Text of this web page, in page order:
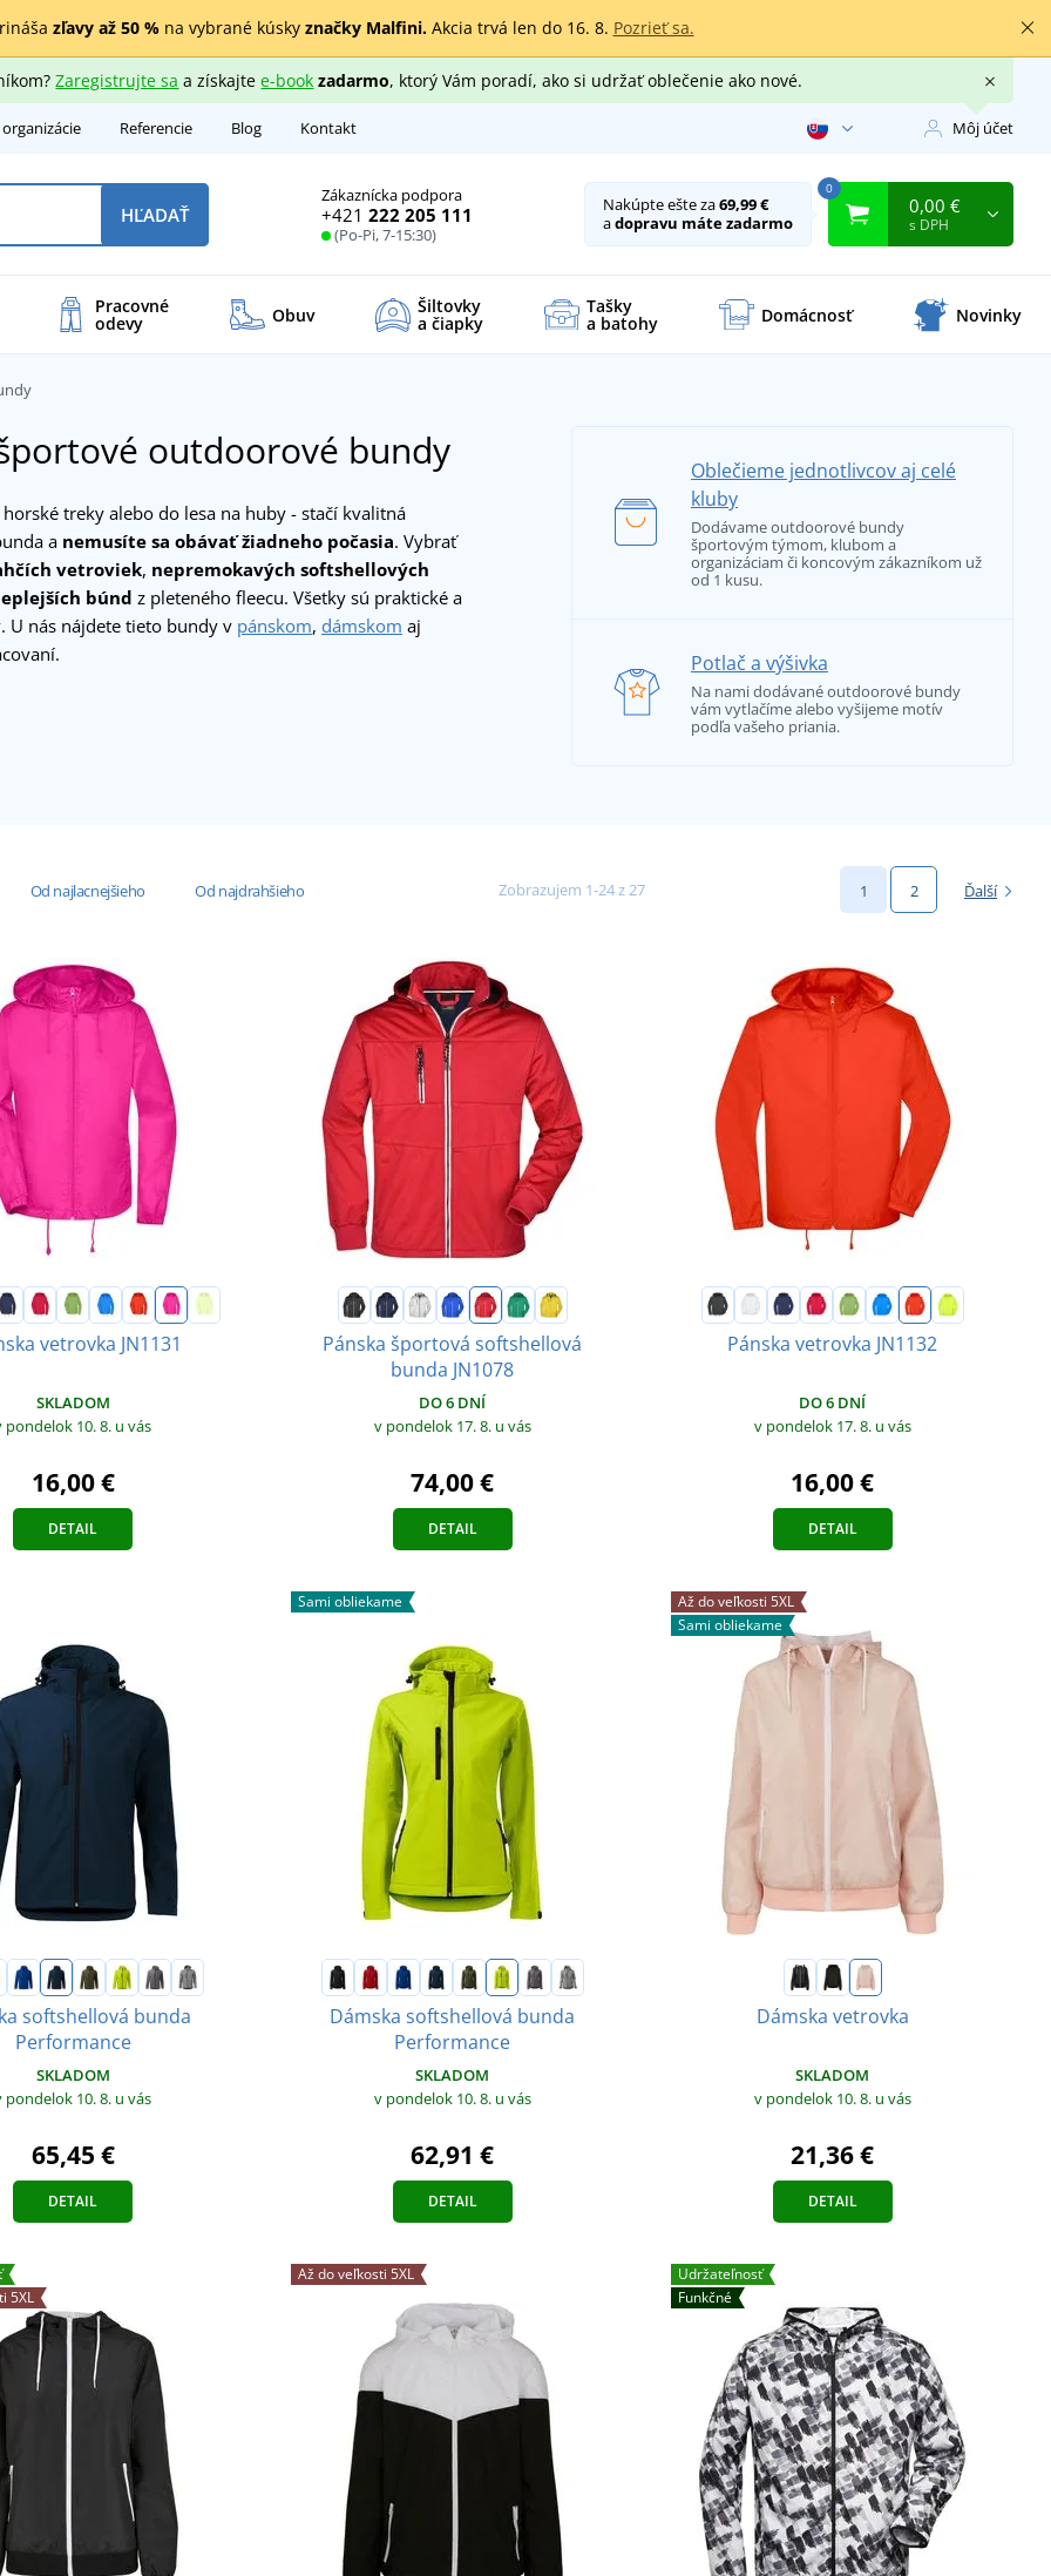
zľavy až 50 %na vybrané kúsky značky Malfini.Akcia trvá len do 16. 8. Pozrieť sa.
Zaregistrujte sa a získajtee-book zadarmo, ktorý Vám poradí, ako si udržať oblečenie ako nové.
Referencie Blog Kontakt Môj účet
Zákaznícka podpora
+421 222 205 111
(Po-Pi, 7-15:30)
HĽADAŤ Nakúpte ešte za69,99 €
adopravu máte zadarmo
0
0,00 €
s DPH
Pracovné
odevy Obuv Šiltovky
a čiapky
Tašky
a batohy Domácnosť Novinky
outdoorové bundy
horské treky alebo do lesa na huby - stačí kvalitná
a nemusíte sa obávať žiadneho počasia. Vybrať
vetroviek, nepremokavých softshellových
búnd z pleteného fleecu. Všetky sú praktické a
U nás nájdete tieto bundy v pánskom, dámskom aj
Oblečieme jednotlivcov aj celé
kluby
Dodávame outdoorové bundy
športovým týmom, klubom a
organizáciam či koncovým zákazníkom už
od 1 kusu.
Potlač a výšivka
Na nami dodávané outdoorové bundy
vám vytlačíme alebo vyšijeme motív
podľa vašeho priania.
Od najlacnejšieho Od najdrahšieho Zobrazujem 1-24 z 27 1 2 Ďalší
vetrovka JN1131
SKLADOM
pondelok 10. 8. u vás
16,00 €
DETAIL
Pánska športová softshellová
bunda JN1078
DO 6 DNÍ
v pondelok 17. 8. u vás
74,00 €
DETAIL
Pánska vetrovka JN1132
DO 6 DNÍ
v pondelok 17. 8. u vás
16,00 €
DETAIL
softshellová bunda
Performance
SKLADOM
pondelok 10. 8. u vás
65,45 €
DETAIL
Sami obliekame
Dámska softshellová bunda
Performance
SKLADOM
v pondelok 10. 8. u vás
62,91 €
DETAIL
Až do veľkosti 5XL
Sami obliekame
Dámska vetrovka
SKLADOM
v pondelok 10. 8. u vás
21,36 €
DETAIL
5XL
Až do veľkosti 5XL
Udržateľnosť
Funkčné